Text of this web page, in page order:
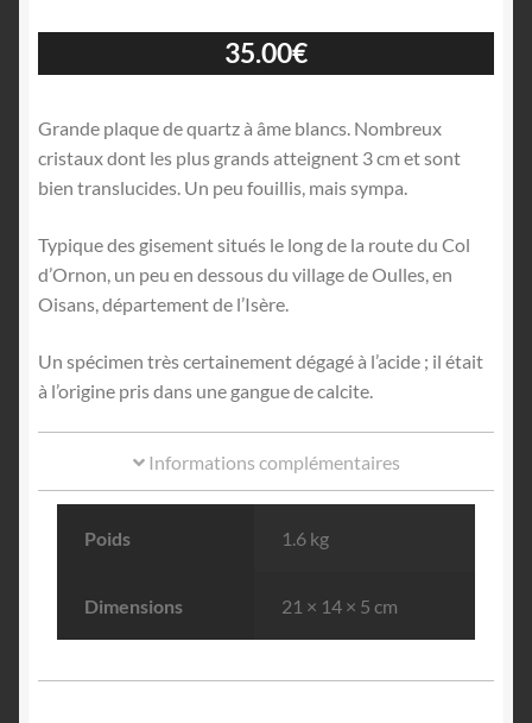
35.00€
Grande plaque de quartz à âme blancs. Nombreux
cristaux dont les plus grands atteignent 3 cm et sont
bien translucides. Un peu fouillis, mais sympa.
Typique des gisement situés le long de la route du Col
d’Ornon, un peu en dessous du village de Oulles, en
Oisans, département de l’Isère.
Un spécimen très certainement dégagé à l’acide ; il était
à l’origine pris dans une gangue de calcite.
Informations complémentaires
Poids 1.6 kg
Dimensions 21 × 14 × 5 cm